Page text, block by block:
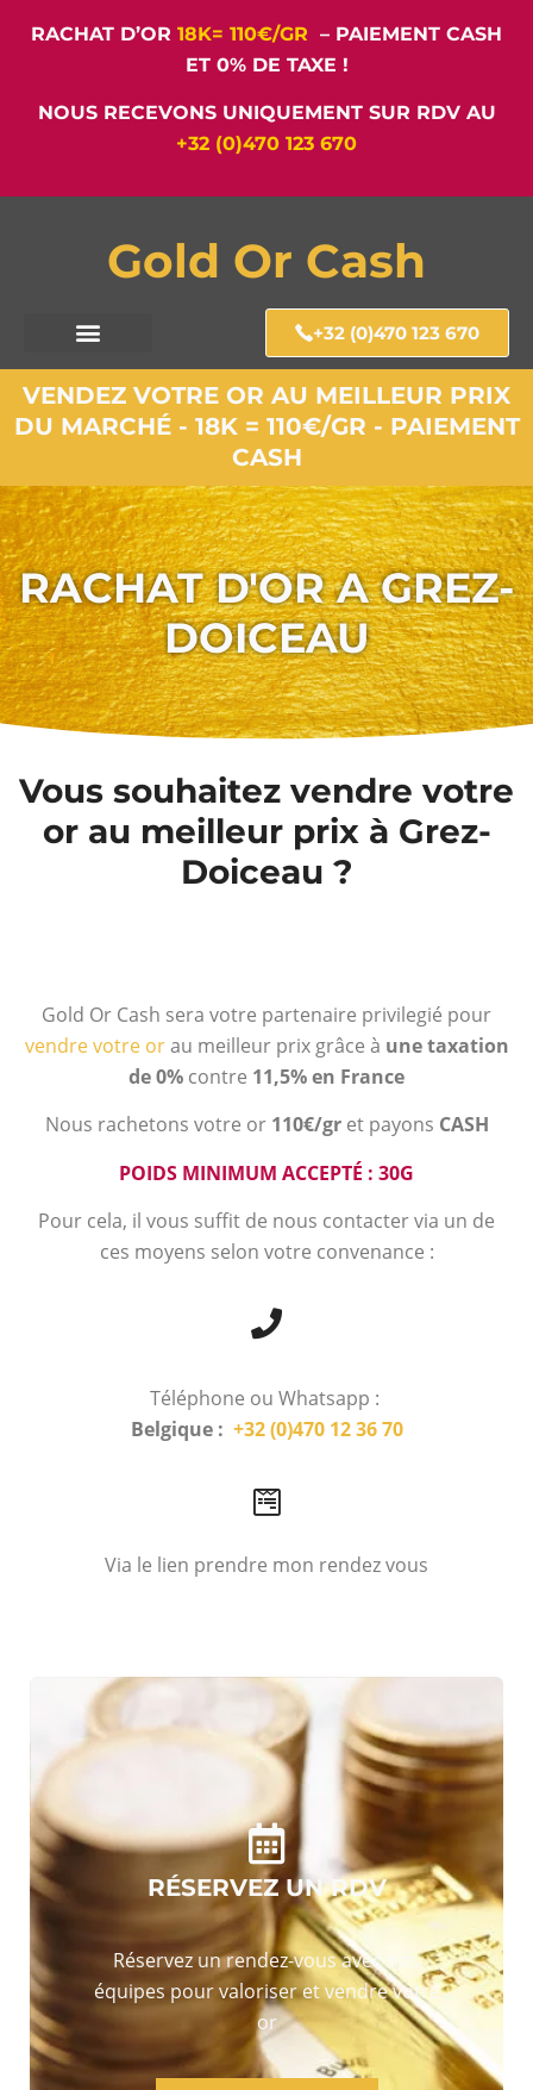
RACHAT D’OR 18K= 110€/GR – PAIEMENT CASH
ET 0% DE TAXE !
NOUS RECEVONS UNIQUEMENT SUR RDV AU
+32 (0)470 123 670
Gold Or Cash
+32 (0)470 123 670
VENDEZ VOTRE OR AU MEILLEUR PRIX
DU MARCHÉ - 18K = 110€/GR - PAIEMENT
CASH
RACHAT D'OR A GREZ-
DOICEAU
Vous souhaitez vendre votre
or au meilleur prix à Grez-
Doiceau ?
Gold Or Cash sera votre partenaire privilegié pour
vendre votre orau meilleur prix grâce à une taxation
de 0% contre 11,5% en France
Nous rachetons votre or 110€/gr et payons CASH
POIDS MINIMUM ACCEPTÉ : 30G
Pour cela, il vous suffit de nous contacter via un de
ces moyens selon votre convenance :
Téléphone ou Whatsapp :
Belgique : +32 (0)470 12 36 70
Via le lien prendre mon rendez vous
RÉSERVEZ UN RDV
Réservez un rendez-vous avec nos
équipes pour valoriser et vendre votre
or